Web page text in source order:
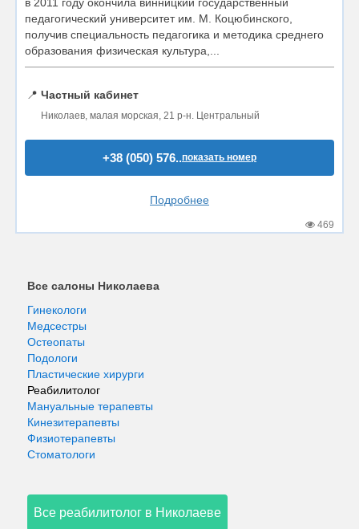
педагогический университет им. М. Коцюбинского,
получив специальность педагогика и методика среднего
образования физическая культура,...
📍 Частный кабинет
Николаев, малая морская, 21 р-н. Центральный
+38 (050) 576..показать номер
Подробнее
469
Все салоны Николаева
Гинекологи
Медсестры
Остеопаты
Подологи
Пластические хирурги
Реабилитолог
Мануальные терапевты
Кинезитерапевты
Физиотерапевты
Стоматологи
Все реабилитолог в Николаеве